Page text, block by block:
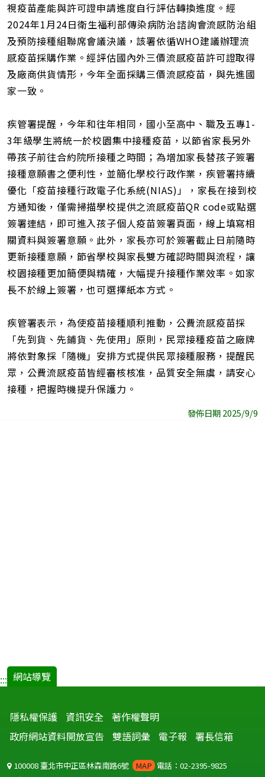
視疫苗產能與許可證申請進度自行評估轉換進度。經
2024年1月24日衛生福利部傳染病防治諮詢會流感防治組
及預防接種組聯席會議決議，該署依循WHO建議辦理流
感疫苗採購作業。經評估國內外三價流感疫苗許可證取得
及廠商供貨情形，今年全面採購三價流感疫苗，與先進國
家一致。
疾管署提醒，今年和往年相同，國小至高中、職及五專1-
3年級學生將統一於校園集中接種疫苗，以節省家長另外
帶孩子前往合約院所接種之時間；為增加家長替孩子簽署
接種意願書之便利性，並簡化學校行政作業，疾管署持續
優化「疫苗接種行政電子化系統(NIAS)」，家長在接到校
方通知後，僅需掃描學校提供之流感疫苗QR code或點選
簽署連結，即可進入孩子個人疫苗簽署頁面，線上填寫相
關資料與簽署意願。此外，家長亦可於簽署截止日前隨時
更新接種意願，節省學校與家長雙方確認時間與流程，讓
校園接種更加簡便與精確，大幅提升接種作業效率。如家
長不於線上簽署，也可選擇紙本方式。
疾管署表示，為使疫苗接種順利推動，公費流感疫苗採
「先到貨、先鋪貨、先使用」原則，民眾接種疫苗之廠牌
將依對象採「隨機」安排方式提供民眾接種服務，提醒民
眾，公費流感疫苗皆經審核核准，品質安全無虞，請安心
接種，把握時機提升保護力。
發佈日期 2025/9/9
::: 網站導覽
隱私權保護 資訊安全 著作權聲明
政府網站資料開放宣告
雙語詞彙 電子報 署長信箱
100008 臺北市中正區林森南路6號 MAP 電話：02-2395-9825